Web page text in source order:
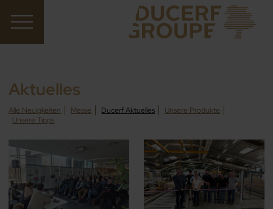
Aktuelles
Alle Neuigkeiten Messe Ducerf Aktuelles
Unsere Produkte
Unsere Tipps